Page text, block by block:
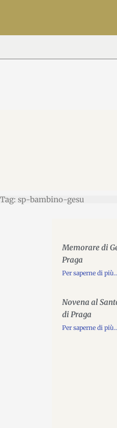
Tag: sp-bambino-gesu
Memorare di
Praga
Per saperne di
Novena al
di Praga
Per saperne di